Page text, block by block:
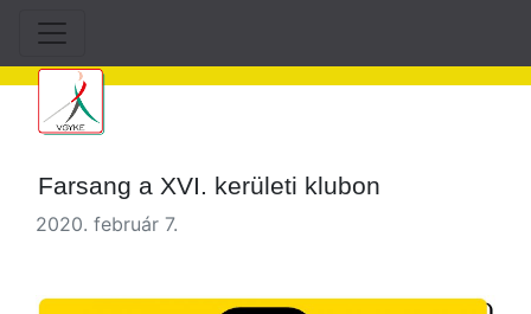
Farsang a XVI. kerületi klubon
2020. február 7.